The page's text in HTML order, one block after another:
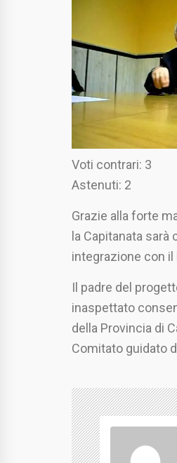
Voti contrari: 3
Astenuti: 2
Grazie alla forte
la Capitanata sarà
integrazione con il
Il padre del
inaspettato
della Provincia di
Comitato guidato